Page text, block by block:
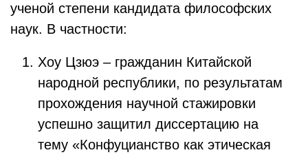
ученой степени кандидата философских
наук. В частности:
Хоу Цзюэ – гражданин Китайской
народной республики, по результатам
прохождения научной стажировки
успешно защитил диссертацию на
тему «Конфуцианство как этическая